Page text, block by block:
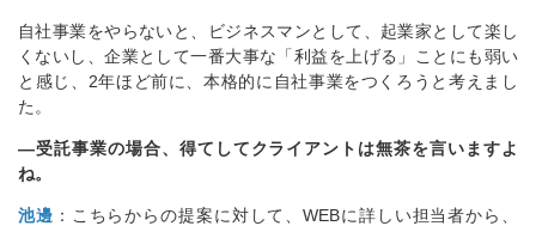
自社事業をやらないと、ビジネスマンとして、起業家として楽し
くないし、企業として一番大事な「利益を上げる」ことにも弱い
と感じ、2年ほど前に、本格的に自社事業をつくろうと考えまし
た。
―受託事業の場合、得てしてクライアントは無茶を言いますよ
ね。
池邊 ：こちらからの提案に対して、WEBに詳しい担当者から、